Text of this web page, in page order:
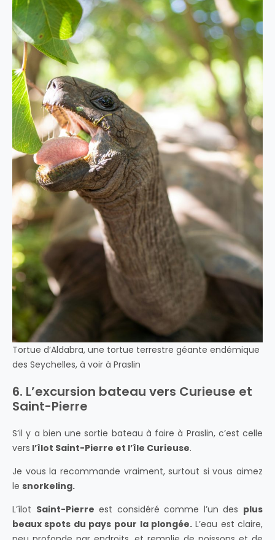
Tortue d’Aldabra, une tortue terrestre géante endémique
des Seychelles, à voir à Praslin
6. L’excursion bateau vers Curieuse et
Saint-Pierre
S’il y a bien une sortie bateau à faire à Praslin, c’est celle
vers l’îlot Saint-Pierre et l’île Curieuse.
Je vous la recommande vraiment, surtout si vous aimez
le snorkeling.
L’îlot Saint-Pierre est considéré comme l’un des plus
beaux spots du pays pour la plongée. L’eau est claire,